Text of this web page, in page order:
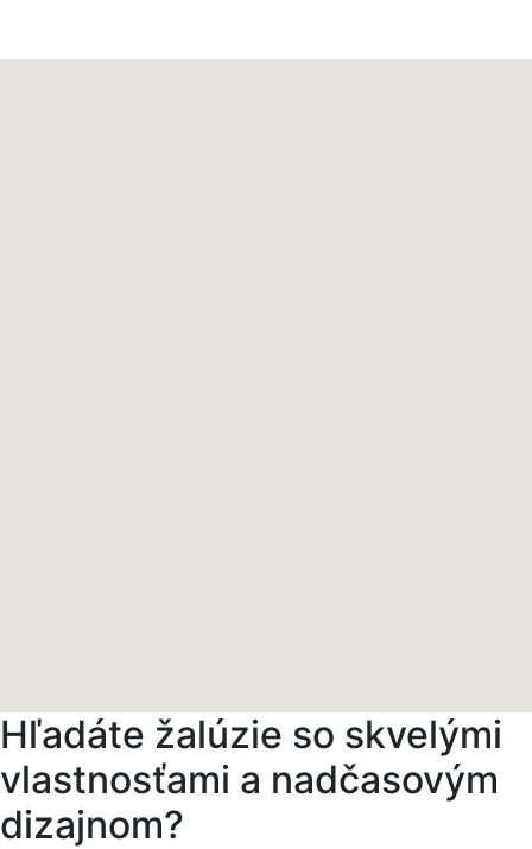
Hľadáte žalúzie so skvelými
vlastnosťami a nadčasovým
dizajnom?